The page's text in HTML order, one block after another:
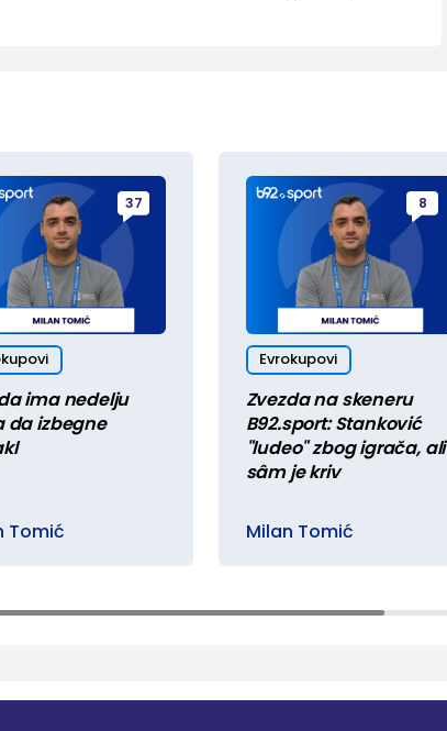
37
ima nedelju
da izbegne
Tomić
8
Evrokupovi
Zvezda na skeneru
B92.sport: Stanković
"ludeo" zbog igrača, ali
sâm je kriv
Milan Tomić